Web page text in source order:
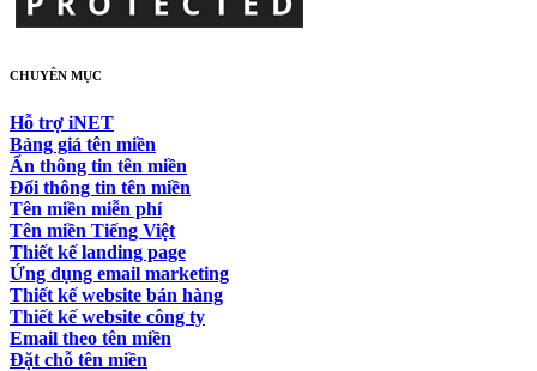
CHUYÊN MỤC
Hỗ trợ iNET
Bảng giá tên miền
Ẩn thông tin tên miền
Đổi thông tin tên miền
Tên miền miễn phí
Tên miền Tiếng Việt
Thiết kế landing page
Ứng dụng email marketing
Thiết kế website bán hàng
Thiết kế website công ty
Email theo tên miền
Đặt chỗ tên miền